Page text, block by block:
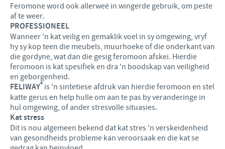
Feromone word ook allerweë in wingerde gebruik, om peste
af te weer.
PROFESSIONEEL
Wanneer 'n kat veilig en gemaklik voel in sy omgewing, vryf
hy sy kop teen die meubels, muurhoeke of die onderkant van
die gordyne, wat dan die gesig feromoon afskei. Hierdie
feromoon is kat spesifiek en dra 'n boodskap van veiligheid
en geborgenheid.
FELIWAY® is 'n sintetiese afdruk van hierdie feromoon en stel
katte gerus en help hulle om aan te pas by veranderinge in
hul omgewing, of ander stresvolle situasies.
Kat stress
Dit is nou algemeen bekend dat kat stres 'n verskeidenheid
van gesondheids probleme kan veroorsaak en die kat se